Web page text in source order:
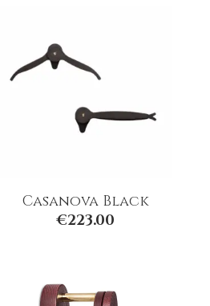
Casanova Black
€223.00